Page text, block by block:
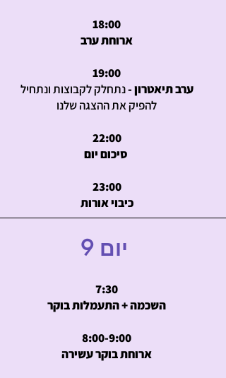
18:00
ארוחת ערב
19:00
ערב תיאטרון -נתחלק לקבוצות ונתחיל
להפיק את ההצגה שלנו
22:00
23:00
כיבוי אורות
יום 9
7:30
השכמה + התעמלות בוקר
8:00-9:00
ארוחת בוקר עשירה